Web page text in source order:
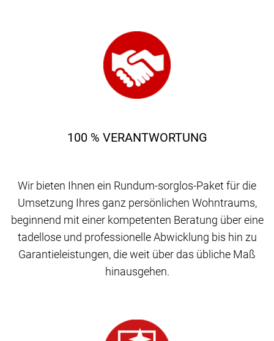
100 % VERANTWORTUNG
Wir bieten Ihnen ein Rundum-sorglos-Paket für die
Umsetzung Ihres ganz persönlichen Wohntraums,
beginnend mit einer kompetenten Beratung über eine
tadellose und professionelle Abwicklung bis hin zu
Garantieleistungen, die weit über das übliche Maß
hinausgehen.